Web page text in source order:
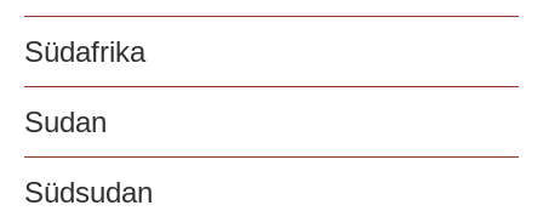
Südafrika
Sudan
Südsudan